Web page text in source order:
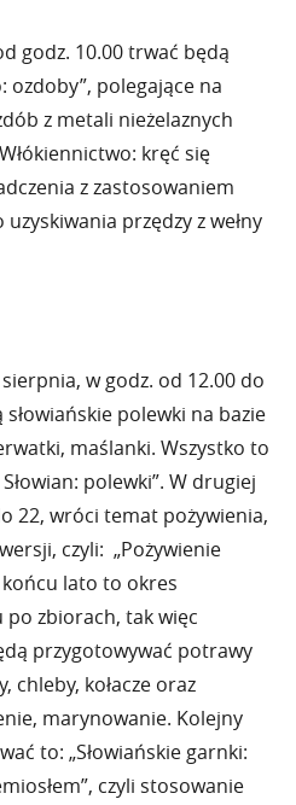
godz. 10.00 trwać będą
ozdoby”, polegające na
z metali nieżelaznych
kręć się
z zastosowaniem
przędzy z wełny
w godz. od 12.00 do
polewki na bazie
maślanki. Wszystko to
polewki”. W drugiej
22, wróci temat pożywienia,
czyli: „Pożywienie
końcu lato to okres
zbiorach, tak więc
przygotowywać potrawy
chleby, kołacze oraz
marynowanie. Kolejny
to: „Słowiańskie garnki:
czyli stosowanie